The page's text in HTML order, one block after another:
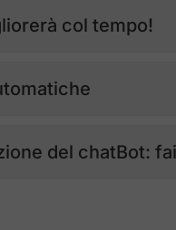
col tempo!
del chatBot: